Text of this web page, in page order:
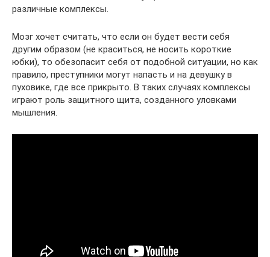
различные комплексы.
Мозг хочет считать, что если он будет вести себя
другим образом (не краситься, не носить короткие
юбки), то обезопасит себя от подобной ситуации, но как
правило, преступники могут напасть и на девушку в
пуховике, где все прикрыто. В таких случаях комплексы
играют роль защитного щита, созданного уловками
мышления.